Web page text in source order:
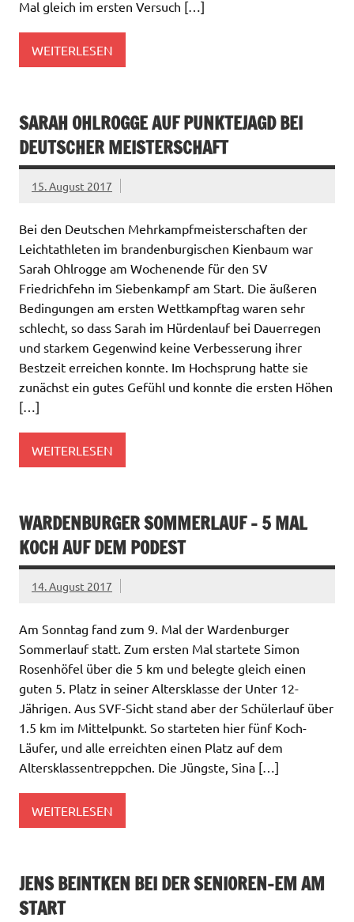
Mal gleich im ersten Versuch […]
WEITERLESEN
SARAH OHLROGGE AUF PUNKTEJAGD BEI
DEUTSCHER MEISTERSCHAFT
15. August 2017
Bei den Deutschen Mehrkampfmeisterschaften der
Leichtathleten im brandenburgischen Kienbaum war
Sarah Ohlrogge am Wochenende für den SV
Friedrichfehn im Siebenkampf am Start. Die äußeren
Bedingungen am ersten Wettkampftag waren sehr
schlecht, so dass Sarah im Hürdenlauf bei Dauerregen
und starkem Gegenwind keine Verbesserung ihrer
Bestzeit erreichen konnte. Im Hochsprung hatte sie
zunächst ein gutes Gefühl und konnte die ersten Höhen
[…]
WEITERLESEN
WARDENBURGER SOMMERLAUF – 5 MAL
KOCH AUF DEM PODEST
14. August 2017
Am Sonntag fand zum 9. Mal der Wardenburger
Sommerlauf statt. Zum ersten Mal startete Simon
Rosenhöfel über die 5 km und belegte gleich einen
guten 5. Platz in seiner Altersklasse der Unter 12-
Jährigen. Aus SVF-Sicht stand aber der Schülerlauf über
1.5 km im Mittelpunkt. So starteten hier fünf Koch-
Läufer, und alle erreichten einen Platz auf dem
Altersklassentreppchen. Die Jüngste, Sina […]
WEITERLESEN
JENS BEINTKEN BEI DER SENIOREN-EM AM
START